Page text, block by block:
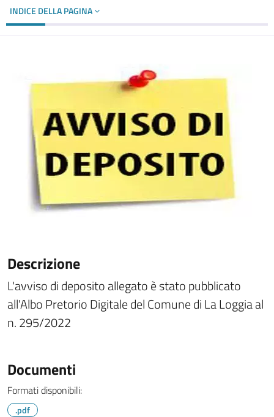
INDICE DELLA PAGINA
Descrizione
L'avviso di deposito allegato è stato pubblicato
all'Albo Pretorio Digitale del Comune di La Loggia al
n. 295/2022
Documenti
Formati disponibili:
.pdf